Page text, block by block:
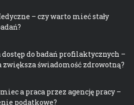
– czy warto mieć stały
do badań profilaktycznych –
świadomość zdrowotną?
a praca przez agencję pracy –
podatkowe?